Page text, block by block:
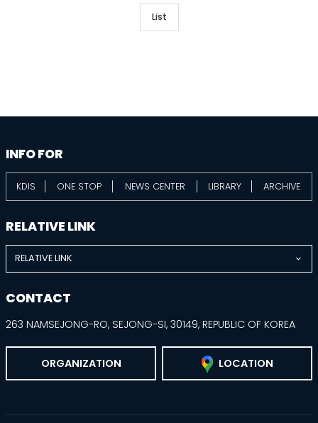
List
information
INFO FOR
KDIS ONE STOP NEWS CENTER LIBRARY ARCHIVE
RELATIVE LINK
RELATIVE LINK
CONTACT
263 NAMSEJONG-RO, SEJONG-SI, 30149, REPUBLIC OF KOREA
ORGANIZATION LOCATION